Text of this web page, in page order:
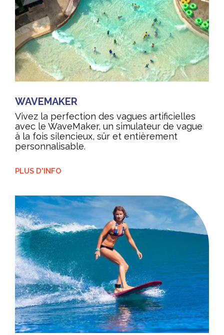
WAVEMAKER
Vivez la perfection des vagues artificielles
avec le WaveMaker, un simulateur de vague
à la fois silencieux, sûr et entièrement
personnalisable.
PLUS D'INFO